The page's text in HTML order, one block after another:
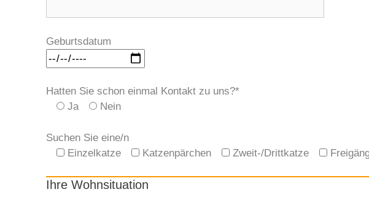
Geburtsdatum
Hatten Sie schon einmal Kontakt zu uns?*
Ja
Nein
Suchen Sie eine/n
Einzelkatze
Katzenpärchen Zweit-/Drittkatze
Ihre Wohnsituation